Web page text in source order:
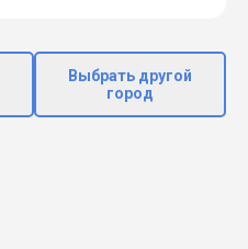
Выбрать другой
город